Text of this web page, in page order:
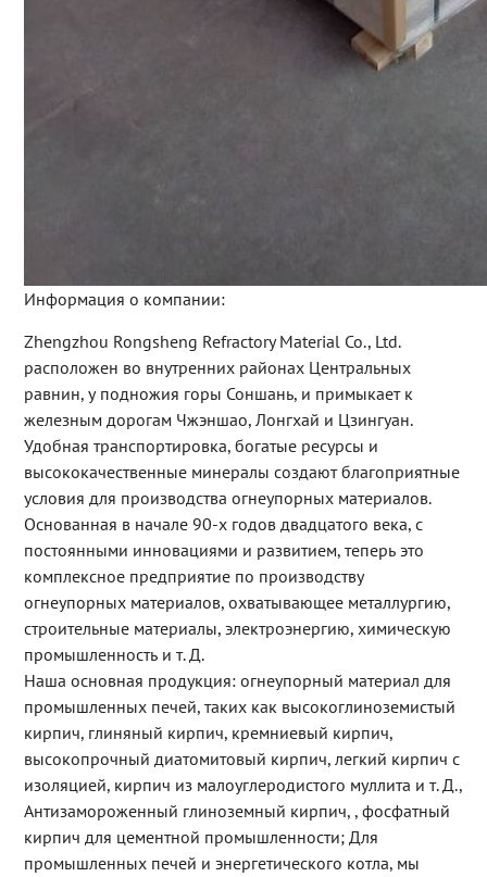
Информация о компании:
Zhengzhou Rongsheng Refractory Material Co., Ltd.
расположен во внутренних районах Центральных
равнин, у подножия горы Соншань, и примыкает к
железным дорогам Чжэншао, Лонгхай и Цзингуан.
Удобная транспортировка, богатые ресурсы и
высококачественные минералы создают благоприятные
условия для производства огнеупорных материалов.
Основанная в начале 90-х годов двадцатого века, с
постоянными инновациями и развитием, теперь это
комплексное предприятие по производству
огнеупорных материалов, охватывающее металлургию,
строительные материалы, электроэнергию, химическую
промышленность и т. Д.
Наша основная продукция: огнеупорный материал для
промышленных печей, таких как высокоглиноземистый
кирпич, глиняный кирпич, кремниевый кирпич,
высокопрочный диатомитовый кирпич, легкий кирпич с
изоляцией, кирпич из малоуглеродистого муллита и т. Д.,
Антизамороженный глиноземный кирпич, , фосфатный
кирпич для цементной промышленности; Для
промышленных печей и энергетического котла, мы